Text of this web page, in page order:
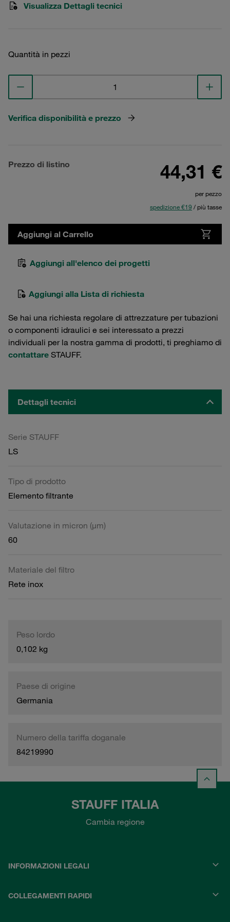
Visualizza Dettagli tecnici
Quantità in pezzi
Verifica disponibilità e prezzo
Prezzo di listino 44,31 €
per pezzo
spedizione €19 / più tasse
Aggiungi al Carrello
Aggiungi all'elenco dei progetti
Aggiungi alla Lista di richiesta
Se hai una richiesta regolare di attrezzature per tubazioni
o componenti idraulici e sei interessato a prezzi
individuali per la nostra gamma di prodotti, ti preghiamo di
contattare STAUFF.
Dettagli tecnici
Serie STAUFF
LS
Tipo di prodotto
Elemento filtrante
Valutazione in micron (µm)
60
Materiale del filtro
Rete inox
Peso lordo
0,102 kg
Paese di origine
Germania
Numero della tariffa doganale
84219990
STAUFF ITALIA
Cambia regione
INFORMAZIONI LEGALI
COLLEGAMENTI RAPIDI